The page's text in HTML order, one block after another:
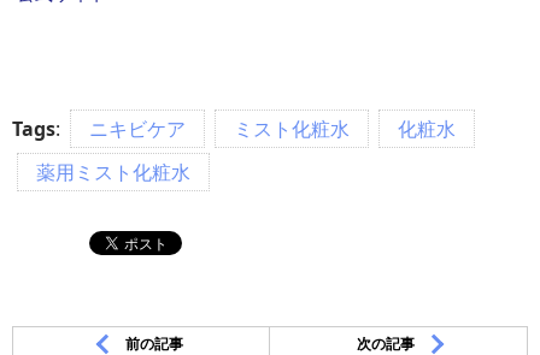
Tags: ニキビケア ミスト化粧水
化粧水
薬用ミスト化粧水
前の記事 次の記事